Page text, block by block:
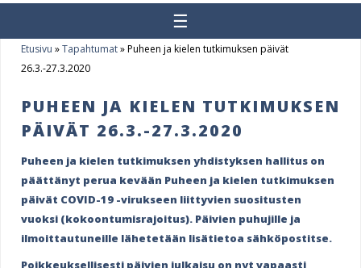
Y
u
r
e
h
e
Etusivu »Tapahtumat»Puheen ja kielen tutkimuksen päivät
26.3.-27.3.2020
PUHEEN JA KIELEN TUTKIMUKSEN
PÄIVÄT 26.3.-27.3.2020
Puheen ja kielen tutkimuksen yhdistyksen hallitus on
päättänyt perua kevään Puheen ja kielen tutkimuksen
päivät COVID-19 -virukseen liittyvien suositusten
vuoksi (kokoontumisrajoitus). Päivien puhujille ja
ilmoittautuneille lähetetään lisätietoa sähköpostitse.
☰